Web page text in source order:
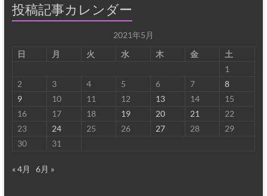
投稿記事カレンダー
2021年5月
日
月 火 水 木 金
土
1
2
3 4 5 6 7
8
9
10 11 12 13 14
15
16
17 18 19 20 21
22
23
24 25 26 27 28
29
30
31
« 4月 6月 »